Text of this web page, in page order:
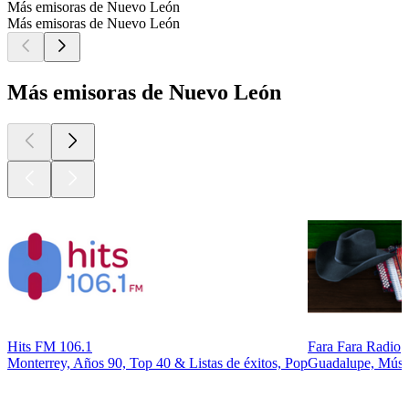
Más emisoras de Nuevo León
Más emisoras de Nuevo León
Más emisoras de Nuevo León
Hits FM 106.1
Monterrey, Años 90, Top 40 & Listas de éxitos, Pop
Fara Fara Radio
Guadalupe,